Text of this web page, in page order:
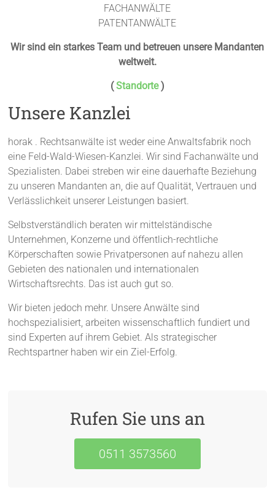
FACHANWÄLTE
PATENTANWÄLTE
Wir sind ein starkes Team und betreuen unsere Mandanten
weltweit.
(Standorte)
Unsere Kanzlei
horak . Rechtsanwälte ist weder eine Anwaltsfabrik noch
eine Feld-Wald-Wiesen-Kanzlei. Wir sind Fachanwälte und
Spezialisten. Dabei streben wir eine dauerhafte Beziehung
zu unseren Mandanten an, die auf Qualität, Vertrauen und
Verlässlichkeit unserer Leistungen basiert.
Selbstverständlich beraten wir mittelständische
Unternehmen, Konzerne und öffentlich-rechtliche
Körperschaften sowie Privatpersonen auf nahezu allen
Gebieten des nationalen und internationalen
Wirtschaftsrechts. Das ist auch gut so.
Wir bieten jedoch mehr. Unsere Anwälte sind
hochspezialisiert, arbeiten wissenschaftlich fundiert und
sind Experten auf ihrem Gebiet. Als strategischer
Rechtspartner haben wir ein Ziel-Erfolg.
Rufen Sie uns an
0511 3573560